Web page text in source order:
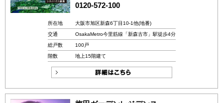
0120-572-100
所在地
大阪市旭区新森6丁目10-1他(地番)
交通
OsakaMetro今里筋線「新森古市」駅徒歩4分
総戸数
100戸
階数
地上15階建て